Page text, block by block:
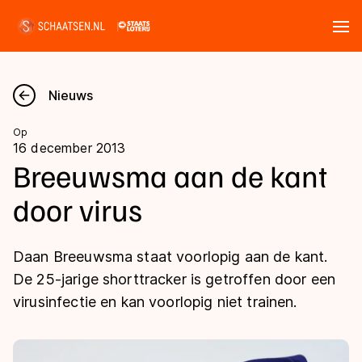
Nieuws
Kalender
Disciplines
Langebaan
Shorttrack
Uitslagen
Langebaan
Tijden & historie
Ranglijsten Langebaan
Nieuws
Op
16 december 2013
Breeuwsma aan de kant
door virus
Daan Breeuwsma staat voorlopig aan de kant.
De 25-jarige shorttracker is getroffen door een
virusinfectie en kan voorlopig niet trainen.